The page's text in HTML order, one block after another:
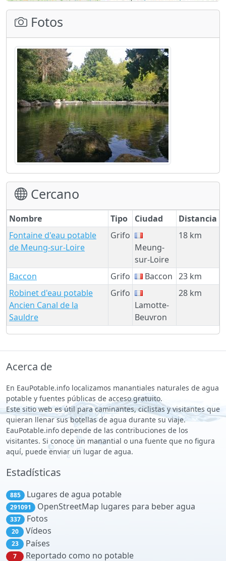
Fotos
Cercano
Nombre Tipo Ciudad
Distancia
Fontaine d'eau potable
de Meung-sur-Loire
Grifo
Meung-
sur-Loire
18 km
Baccon Grifo Baccon 23 km
Robinet d'eau potable
Ancien Canal de la
Sauldre
Grifo
Lamotte-
Beuvron
28 km
Acerca de
En EauPotable.info localizamos manantiales naturales de agua
potable y fuentes públicas de acceso gratuito.
Este sitio web es útil para caminantes, ciclistas y visitantes que
quieran llenar sus botellas de agua durante su viaje.
EauPotable.info depende de las contribuciones de los
visitantes. Si conoce un manantial o una fuente que no figura
aquí, puede enviar un lugar de agua.
Estadísticas
885 Lugares de agua potable
291091 OpenStreetMap lugares para beber agua
337 Fotos
20 Vídeos
23 Países
7 Reportado como no potable